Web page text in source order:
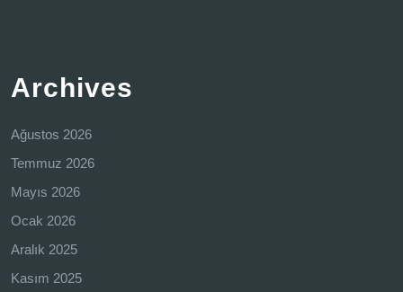
Archives
Ağustos 2026
Temmuz 2026
Mayıs 2026
Ocak 2026
Aralık 2025
Kasım 2025